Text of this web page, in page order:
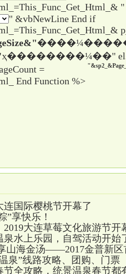
" &vbNewLine End if
ҳ��������¼��"
=
End Function %>
连国际樱桃节开幕了
”享快乐！
大连草莓文化旅游节开
泉水上乐园，自驾活动开始
山海金汤——2017金普新区
泉”线路攻略、团购、门票
节全攻略，统景温泉春节都